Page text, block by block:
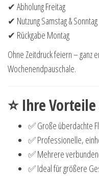
✔ Abholung Freitag
✔ Nutzung Samstag & Sonntag
✔ Rückgabe Montag
Ohne Zeitdruck feiern – ganz
Wochenendpauschale.
⭐ Ihre
✅ Große überdachte
✅ Professionelle,
✅ Mehrere
✅ Ideal für größere